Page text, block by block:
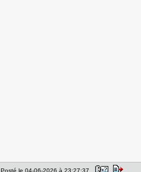
Posté le 04-06-2026 à 23:27:37